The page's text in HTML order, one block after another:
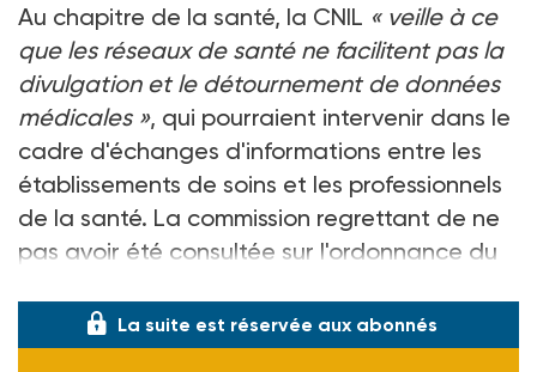
Au chapitre de la santé, la CNIL « veille à ce
que les réseaux de santé ne facilitent pas la
divulgation et le détournement de données
médicales », qui pourraient intervenir dans le
cadre d'échanges d'informations entre les
établissements de soins et les professionnels
de la santé. La commission regrettant de ne
pas avoir été consultée sur l'ordonnance du
La suite est réservée aux abonnés